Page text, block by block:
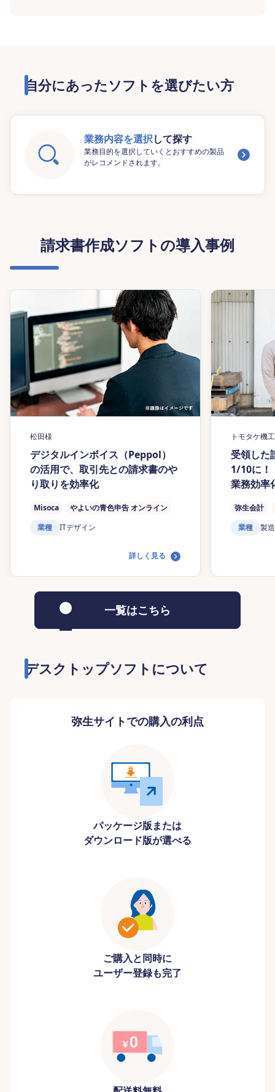
自分にあったソフトを選びたい方
業務内容を選択して探す
業務目的を選択していくとおすすめの製品
がレコメンドされます。
請求書作成ソフトの導入事例
松田様
デジタルインボイス（Peppol）
の活用で、取引先との請求書のや
り取りを効率化
Misoca
やよいの青色申告 オンライン
業種
ITデザイン
詳しく見る
トモタケ機
受領した
1/10に！
業務効率
弥生会計
業種
製造
一覧はこちら
デスクトップソフトについて
弥生サイトでの購入の利点
パッケージ版または
ダウンロード版が選べる
ご購入と同時に
ユーザー登録も完了